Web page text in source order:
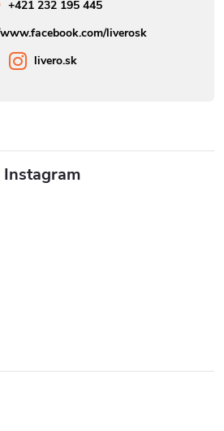
Instagram
+421 232 195 445
liverosk
livero.sk